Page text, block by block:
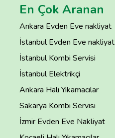
En Çok Aranan
Ankara Evden Eve nakliyat
İstanbul Evden Eve nakliyat
İstanbul Kombi Servisi
İstanbul Elektrikçi
Ankara Halı Yıkamacılar
Sakarya Kombi Servisi
İzmir Evden Eve Nakliyat